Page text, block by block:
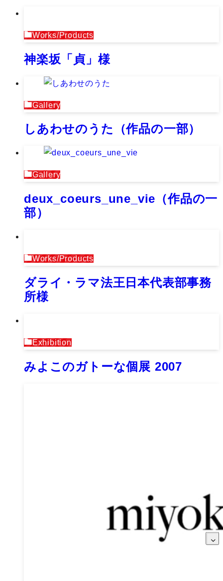
Works/Products
神楽坂「貞」様
Gallery
しあわせのうた（作品の一部）
Gallery
deux_coeurs_une_vie（作品の一
部）
Works/Products
ダライ・ラマ法王日本代表部事務
所様
Exhibition
みよこのガトーな個展 2007